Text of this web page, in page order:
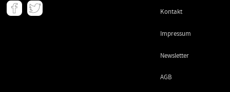
Meta
- Kontakt
Impressum
Newsletter
AGB